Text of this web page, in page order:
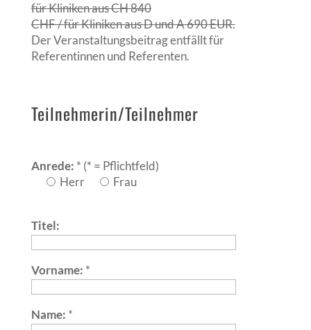
für Kliniken aus CH 840
CHF / für Kliniken aus D und A 690 EUR.
Der Veranstaltungsbeitrag entfällt für
Referentinnen und Referenten.
Teilnehmerin/Teilnehmer
Anrede: * (* = Pflichtfeld)
Herr
Frau
Titel:
Vorname: *
Name: *